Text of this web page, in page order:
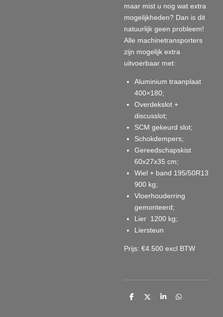
maar mist u nog wat extra
mogelijkheden? Dan is dit
natuurlijk geen probleem!
Alle machinetransporters
zijn mogelijk extra
uitvoerbaar met:
Aluminium traanplaat
400×180;
Overdekslot +
discusslot;
SCM gekeurd slot;
Schokdempers;
Gereedschapskist
60x27x35 cm;
Wiel + band 195/50R13
900 kg;
Vloerhouderring
gemonteerd;
Lier 1200 kg;
Liersteun
Prijs: €4.500 excl BTW
D
D
S
D